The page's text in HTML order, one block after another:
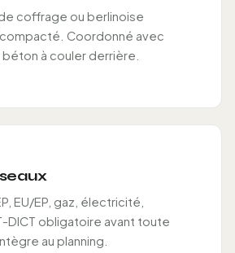
coffrage ou berlinoise
Coordonné avec
à couler derrière.
EU/EP, gaz, électricité,
DICT obligatoire avant toute
au planning.